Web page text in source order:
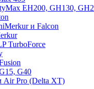
EH200, GH130,
и Falcon
TurboForce
G40
Air Pro (Delta XT)